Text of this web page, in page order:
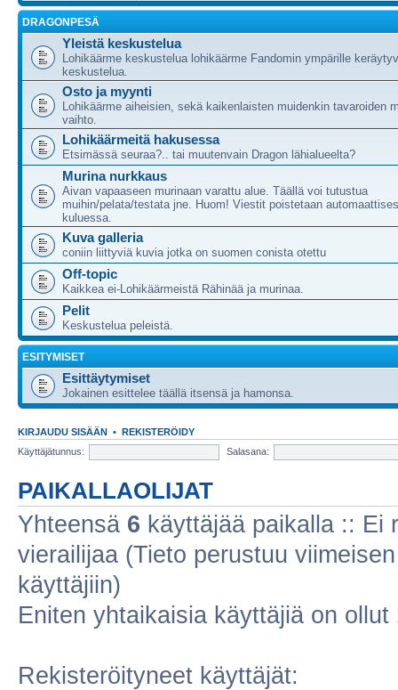
DRAGONPESÄ
Yleistä keskustelua
Lohikäärme keskustelua lohikäärme Fandomin ympärille
keskustelua.
Osto ja myynti
Lohikäärme aiheisien, sekä kaikenlaisten muidenkin tavaroiden
vaihto.
Lohikäärmeitä hakusessa
Etsimässä seuraa?.. tai muutenvain Dragon lähialueelta?
Murina nurkkaus
Aivan vapaaseen murinaan varattu alue. Täällä voi tutustua
muihin/pelata/testata jne. Huom! Viestit poistetaan
kuluessa.
Kuva galleria
coniin liittyviä kuvia jotka on suomen conista otettu
Off-topic
Kaikkea ei-Lohikäärmeistä Rähinää ja murinaa.
Pelit
Keskustelua peleistä.
ESITYMISET
Esittäytymiset
Jokainen esittelee täällä itsensä ja hamonsa.
KIRJAUDU SISÄÄN • REKISTERÖIDY
Käyttäjätunnus:
Salasana:
PAIKALLAOLIJAT
Yhteensä 6 käyttäjää paikalla :: Ei
vierailijaa (Tieto perustuu
käyttäjiin)
Eniten yhtaikaisia käyttäjiä on ollut
Rekisteröityneet käyttäjät: